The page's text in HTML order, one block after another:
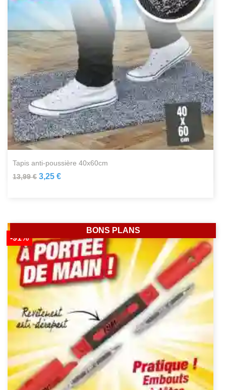
tapis anti-poussière 40x60cm
13,99 € 3,25 €
-91%
BONS PLANS